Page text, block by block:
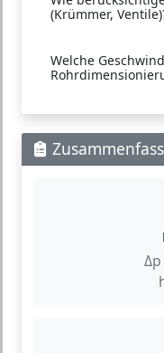
(Krümmer,
Welche
Δp